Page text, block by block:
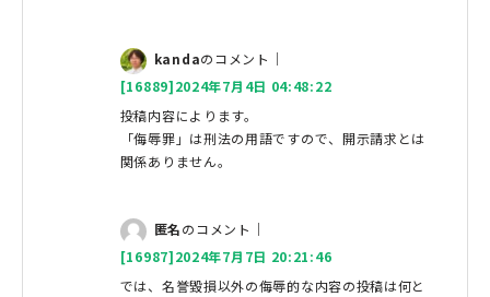
kandaのコメント｜
[16889]2024年7月4日 04:48:22
投稿内容によります。
「侮辱罪」は刑法の用語ですので、開示請求とは
関係ありません。
匿名のコメント｜
[16987]2024年7月7日 20:21:46
では、名誉毀損以外の侮辱的な内容の投稿は何と